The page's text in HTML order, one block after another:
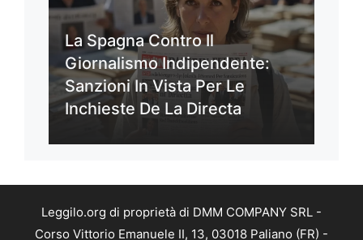
La Spagna Contro Il
Giornalismo Indipendente:
Sanzioni In Vista Per Le
Inchieste De La Directa
Leggilo.org di proprietà di DMM COMPANY SRL -
Corso Vittorio Emanuele II, 13, 03018 Paliano (FR) -